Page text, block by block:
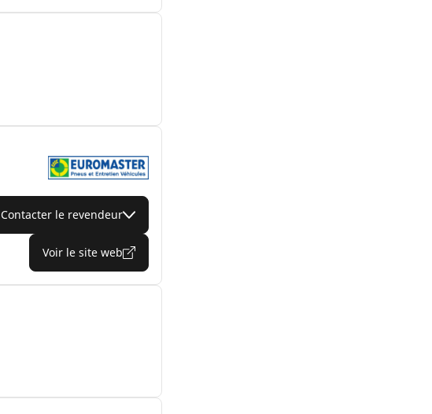
Contacter le revendeur
Voir le site web